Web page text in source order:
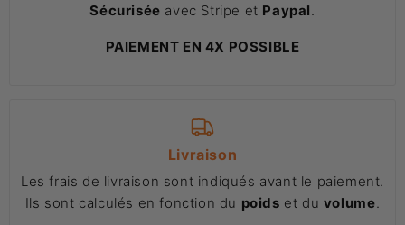
Sécurisée avec Stripe et Paypal
PAIEMENT EN 4X POSSIBLE
Livraison
Les frais de livraison sont indiqués avant le paiement.
Ils sont calculés en fonction du poids et du volume